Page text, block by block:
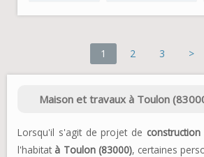
1 2 3 >
Maison et travaux à Toulon
Lorsqu'il s'agit de projet de construction
l'habitat à Toulon (83000), certaines